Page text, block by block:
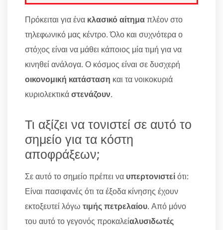
Πρόκειται για ένα κλασικό αίτημαπλέον στο
τηλεφωνικό μας κέντρο. Όλο και συχνότερα ο
στόχος είναι να μάθει κάποιος μία τιμή για να
κινηθεί ανάλογα. Ο κόσμος είναι σε δυσχερή
οικονομική κατάσταση και τα νοικοκυριά
κυριολεκτικάστενάζουν.
Τι αξίζει να τονιστεί σε αυτό το
σημείο για τα κόστη
αποφράξεων;
Σε αυτό το σημείο πρέπει να υπερτονιστείότι:
Είναι πασιφανές ότι τα έξοδα κίνησης έχουν
εκτοξευτεί λόγω τιμής πετρελαίου. Από μόνο
του αυτό το γεγονός προκαλείαλυσιδωτές